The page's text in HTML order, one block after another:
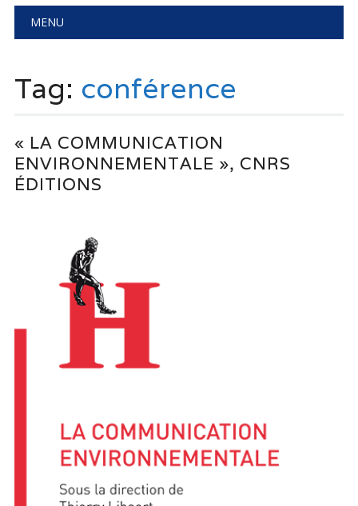
Main menu
MENU
Tag: conférence
« LA COMMUNICATION
ENVIRONNEMENTALE », CNRS
ÉDITIONS